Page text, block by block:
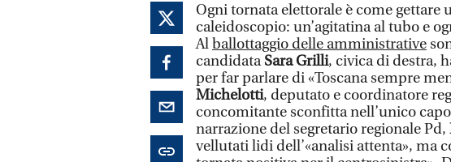
Ogni tornata elettorale è come gettare
caleidoscopio: un’agitatina al tubo e
Alballottaggio delle amministrative
candidataSara Grilli, civica di destra,
per far parlare di «Toscana sempre
Michelotti, deputato e coordinatore
concomitante sconfitta nell’unico
narrazione del segretario regionale Pd,
vellutati lidi dell’«analisi attenta», ma